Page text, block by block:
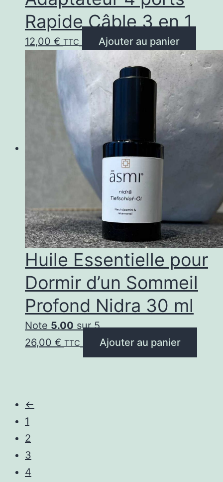
Rapide Câble 3 en 1
12,00 € TTC Ajouter au panier
Huile Essentielle pour
Dormir d’un Sommeil
Profond Nidra 30 ml
Note 5.00 sur 5
26,00 € TTC Ajouter au panier
←
1
2
3
4